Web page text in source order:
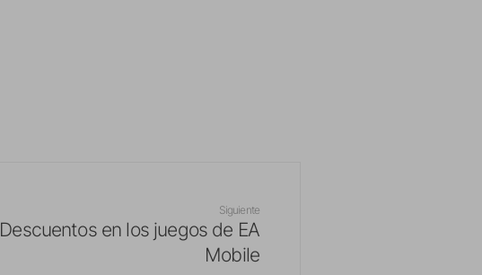
Siguiente
Descuentos en los juegos de EA
Mobile